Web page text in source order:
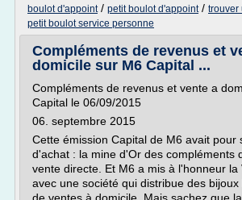
boulot d'appoint/ petit boulot d'appoint/ trouver
petit boulot service personne
Compléments de revenus et
domicile sur M6 Capital ...
Compléments de revenus et vente a
Capital le 06/09/2015
06. septembre 2015
Cette émission Capital de M6 avait pour
d'achat : la mine d'Or des compléments
vente directe. Et M6 a mis à l'honneur la
avec une société qui distribue des